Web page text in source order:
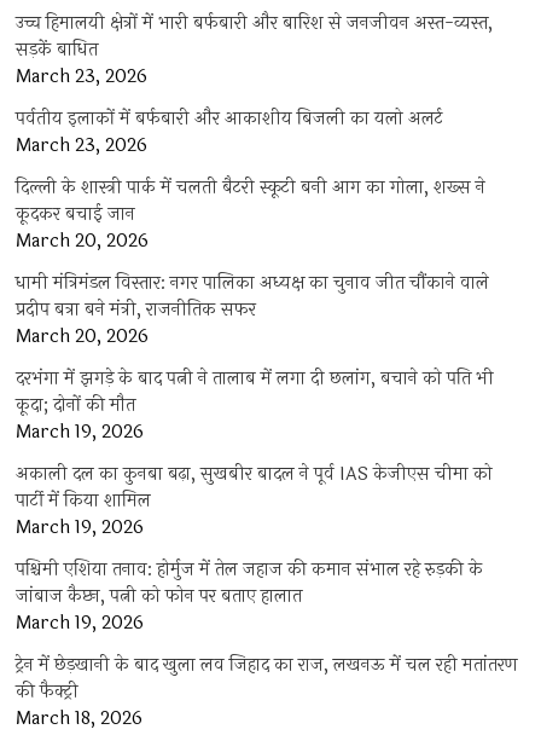
उच्च हिमालयी क्षेत्रों में भारी बर्फबारी और बारिश से जनजीवन अस्त-व्यस्त,
सड़कें बाधित
March 23, 2026
पर्वतीय इलाकों में बर्फबारी और आकाशीय बिजली का यलो अलर्ट
March 23, 2026
दिल्ली के शास्त्री पार्क में चलती बैटरी स्कूटी बनी आग का गोला, शख्स ने
कूदकर बचाई जान
March 20, 2026
धामी मंत्रिमंडल विस्तार: नगर पालिका अध्यक्ष का चुनाव जीत चौंकाने वाले
प्रदीप बत्रा बने मंत्री, राजनीतिक सफर
March 20, 2026
दरभंगा में झगड़े के बाद पत्नी ने तालाब में लगा दी छलांग, बचाने को पति भी
कूदा; दोनों की मौत
March 19, 2026
अकाली दल का कुनबा बढ़ा, सुखबीर बादल ने पूर्व IAS केजीएस चीमा को
पार्टी में किया शामिल
March 19, 2026
पश्चिमी एशिया तनाव: होर्मुज में तेल जहाज की कमान संभाल रहे रुड़की के
जांबाज कैप्टन, पत्नी को फोन पर बताए हालात
March 19, 2026
ट्रेन में छेड़खानी के बाद खुला लव जिहाद का राज, लखनऊ में चल रही मतांतरण
की फैक्ट्री
March 18, 2026